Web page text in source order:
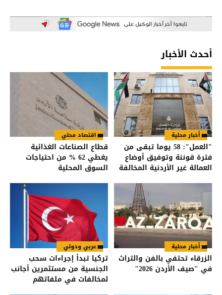
أحدث الأخبار
أخبار محلية
"العمل": 58 يوما تبقى من
فترة قوننة وتوفيق أوضاع
العمالة غير الأردنية المخالفة
اقتصاد محلي
قطاع الصناعات الغذائية
يغطي 62 % من احتياجات
السوق المحلية
أخبار محلية
الزرقاء تحتفي بالفن والتراث
في "صيف الأردن 2026"
عربي ودولي
تركيا تبدأ إجراءات سحب
الجنسية من مستثمرين أجانب
لمخالفات في ملفاتهم